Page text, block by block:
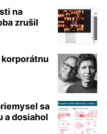
na
zrušil
korporátnu
sa
a dosiahol